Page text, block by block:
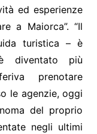
ed esperienze
a Maiorca”. “Il
turistica – è
diventato più
prenotare
le agenzie, oggi
del proprio
negli ultimi